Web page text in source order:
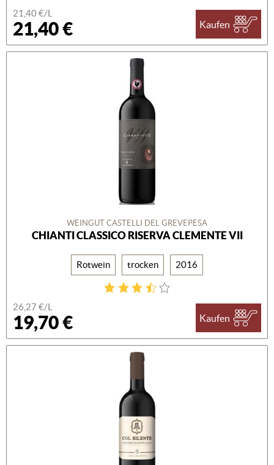
21,40 €/L
21,40 € Kaufen
WEINGUT CASTELLI DEL GREVEPESA
CHIANTI CLASSICO RISERVA CLEMENTE VII
Rotwein trocken 2016
26,27 €/L
19,70 € Kaufen